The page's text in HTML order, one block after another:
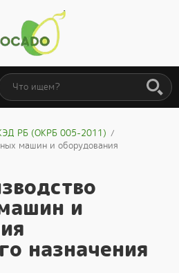
РБ (ОКРБ 005-2011)
машин и оборудования
и
назначения